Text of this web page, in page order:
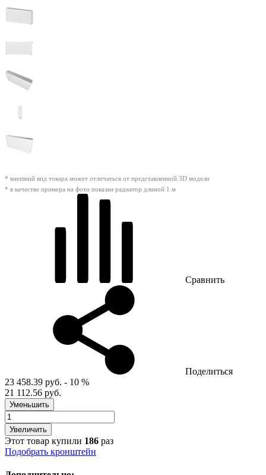
* внешний вид товара может отличаться от представленной 3D модели
* в качестве примера на фото показан радиатор длиной 1 м
Сравнить
Поделиться
23 458.39 руб. - 10 %
21 112.56 руб.
Уменьшить
Увеличить
Этот товар купили 186 раз
Подобрать кронштейн